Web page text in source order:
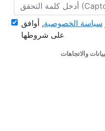
سياسة الخصوصية, أوافق
على شروطها